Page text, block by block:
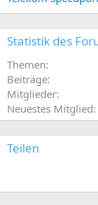
Statistik des
Themen
Beiträge
Mitglieder
Neuestes Mitglied
Teilen